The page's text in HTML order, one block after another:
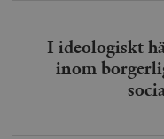
I ideologiskt
inom